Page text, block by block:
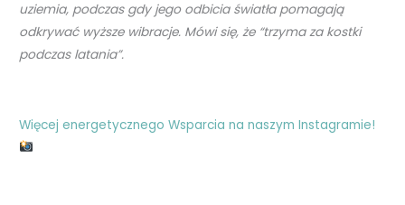
uziemia, podczas gdy jego odbicia światła pomagają
odkrywać wyższe wibracje. Mówi się,że “trzyma za kostki
podczas latania”.
Więcej energetycznego Wsparcia na naszym Instagramie!